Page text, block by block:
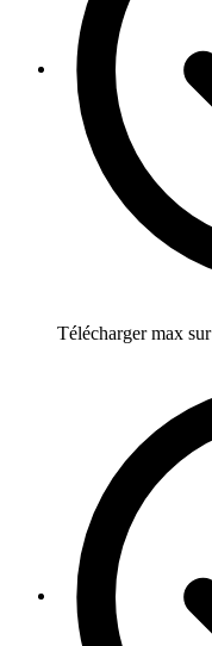
Télécharger max